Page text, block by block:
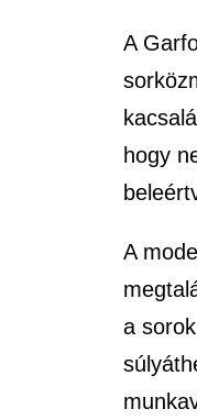
A
hogy
A
a